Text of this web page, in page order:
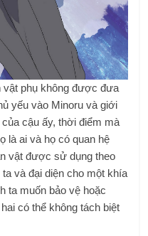
vật phụ không được đưa
yếu vào Minoru và giới
cậu ấy, thời điểm mà
là ai và họ có quan hệ
vật được sử dụng theo
và đại diện cho một khía
ta muốn bảo vệ hoặc
có thể không tách biệt